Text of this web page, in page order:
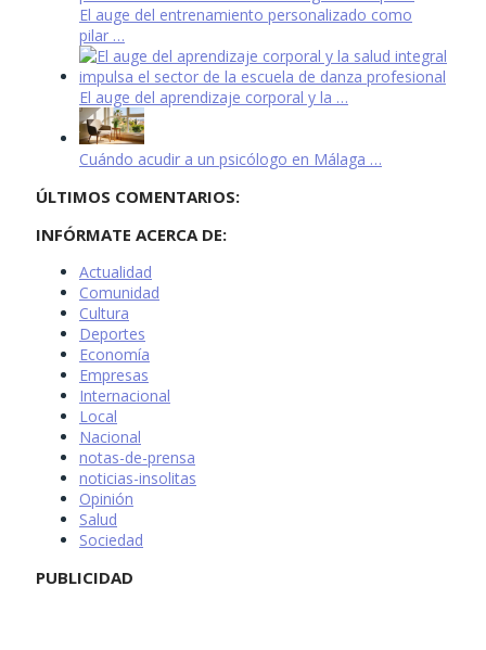
El auge del entrenamiento personalizado como
pilar …
El auge del aprendizaje corporal y la …
Cuándo acudir a un psicólogo en Málaga …
ÚLTIMOS COMENTARIOS:
INFÓRMATE ACERCA DE:
Actualidad
Comunidad
Cultura
Deportes
Economía
Empresas
Internacional
Local
Nacional
notas-de-prensa
noticias-insolitas
Opinión
Salud
Sociedad
PUBLICIDAD